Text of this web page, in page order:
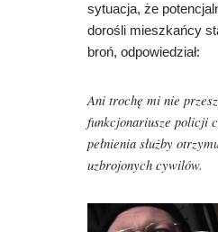
sytuacja, że
dorośli mieszkańcy
broń, odpowiedział:
Ani trochę mi nie
funkcjonariusze policji
pełnienia służby
uzbrojonych cywilów.
O